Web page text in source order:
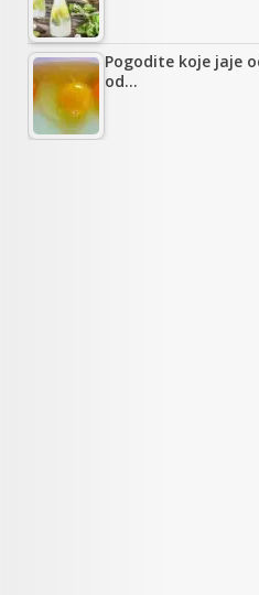
Pogodite koje jaje
od…